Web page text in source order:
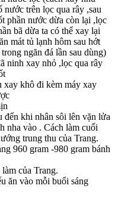
trên lọc qua rây ,sau
phần nước dừa còn lại ,lọc
bã dừa ta có thể xay lại
mát tủ lạnh hôm sau hớt
ngăn đá lần sau dùng)
ninh xay nhỏ ,lọc qua rây
xay khô đi kèm máy xay
đến khi nhân sôi lên vặn lửa
nha vào . Cách làm cuối
trung thu của Trang.
960 gram -980 gram bánh
của Trang.
ăn vào mỗi buổi sáng